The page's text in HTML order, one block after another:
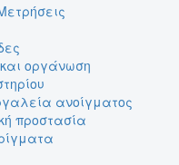
οργάνωση
ανοίγματος
προστασία